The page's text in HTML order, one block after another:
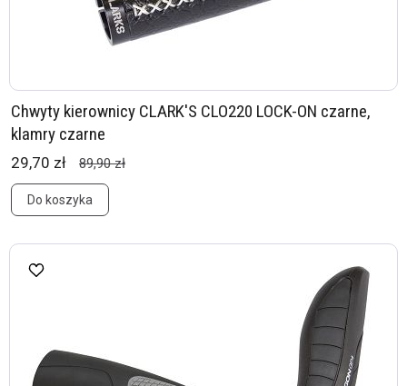
Chwyty kierownicy CLARK'S CLO220 LOCK-ON czarne,
klamry czarne
29,70 zł 89,90 zł
Do koszyka